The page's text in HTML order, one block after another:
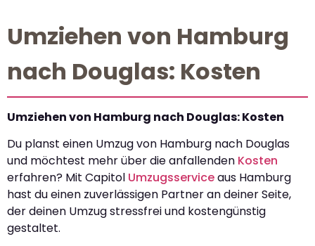
Umziehen von Hamburg
nach Douglas: Kosten
Umziehen von Hamburg nach Douglas: Kosten
Du planst einen Umzug von Hamburg nach Douglas
und möchtest mehr über die anfallenden Kosten
erfahren? Mit Capitol Umzugsserviceaus Hamburg
hast du einen zuverlässigen Partner an deiner Seite,
der deinen Umzug stressfrei und kostengünstig
gestaltet.